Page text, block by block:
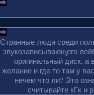
Странные люди среди
звукозаписывающего
оригинальный диск, а
желание и где то там у
нечем что ли? Это
считывайте кГк и